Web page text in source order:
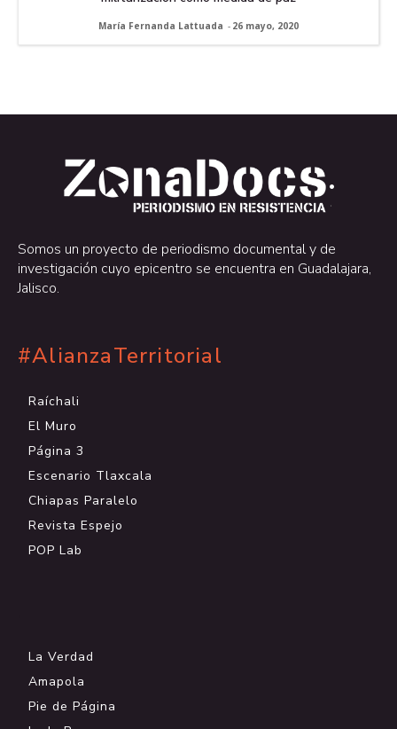
María Fernanda Lattuada - 26 mayo, 2020
.
.
Somos un proyecto de periodismo documental y de
investigación cuyo epicentro se encuentra en Guadalajara,
Jalisco.
#AlianzaTerritorial
Raíchali
El Muro
Página 3
Escenario Tlaxcala
Chiapas Paralelo
Revista Espejo
POP Lab
La Verdad
Amapola
Pie de Página